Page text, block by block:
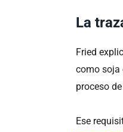
La
Fried
como soja
proceso
Ese